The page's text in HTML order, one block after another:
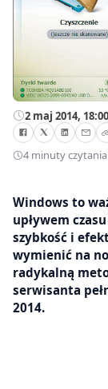
2 maj 2014, 18:00
4 minuty czytania
Windows to
upływem
szybkość i
wymienić na
radykalną
serwisanta
2014.